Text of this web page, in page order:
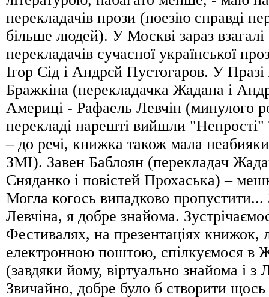
перекладачів прози (поезію справді
більше людей). У Москві зараз
перекладачів сучасної української
Ігор Сід і Андрєй Пустогаров. У
Бражкіна (перекладачка Жадана і
Америці - Рафаель Левчін (минулого
перекладі нарешті вийшли
– до речi, книжка також мала
ЗМI). Завен Баблоян (перекладач
Сняданко і повістей Прохаська) –
Могла когось випадково пропустити...
Левчіна, я добре знайома.
Фестивалях, на презентаціях книжок,
електронною поштою, спілкуємося в
(завдяки йому, віртуально знайома і з
Звичайно, добре було б створити